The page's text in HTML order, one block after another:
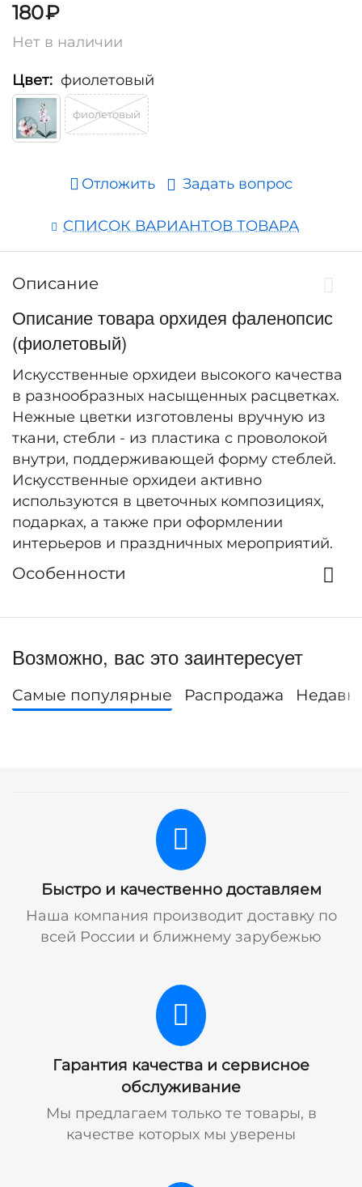
180₽
Нет в наличии
Цвет: фиолетовый
фиолетовый
Отложить Задать вопрос
СПИСОК ВАРИАНТОВ ТОВАРА
Описание
Описание товара орхидея фаленопсис
(фиолетовый)
Искусственные орхидеи высокого качества
в разнообразных насыщенных расцветках.
Нежные цветки изготовлены вручную из
ткани, стебли - из пластика с проволокой
внутри, поддерживающей форму стеблей.
Искусственные орхидеи активно
используются в цветочных композициях,
подарках, а также при оформлении
интерьеров и праздничных мероприятий.
Особенности
Возможно, вас это заинтересует
Самые популярные Распродажа
Быстро и качественно доставляем
Наша компания производит доставку по
всей России и ближнему зарубежью
Гарантия качества и сервисное
обслуживание
Мы предлагаем только те товары, в
качестве которых мы уверены